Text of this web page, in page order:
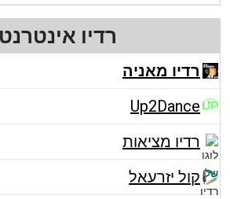
רדיו אינטרנטי
רדיו מאניה
Up2Dance
רדיו מציאות
קול יזרעאל